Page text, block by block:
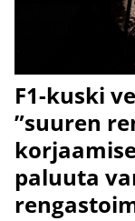
F1-kuski
”suuren
paluuta